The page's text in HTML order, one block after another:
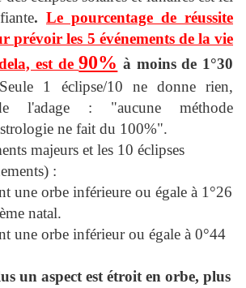
. Le pourcentage de réussite
prévoir les 5 événements de la vie
est de90% à moins de 1°30
1 éclipse/10 ne donne rien,
l'adage : "aucune méthode
ne fait du 100%".
majeurs et les 10 éclipses
:
une orbe inférieure ou égale à 1°26
natal.
une orbe inférieur ou égale à 0°44
un aspect est étroit en orbe, plus